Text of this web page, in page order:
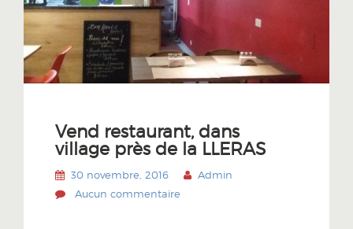
Vend restaurant, dans
village près de la LLERAS
30 novembre, 2016
Admin
Aucun commentaire